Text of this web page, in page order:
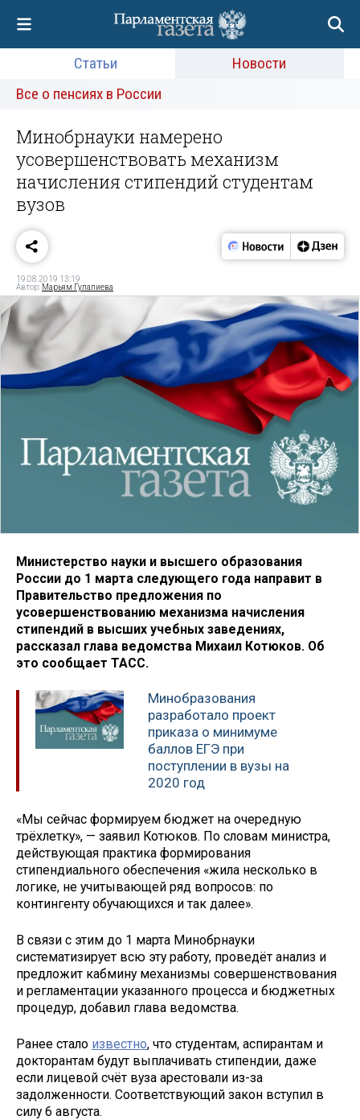
Статьи
Новости
Все о пенсиях в России
Минобрнауки намерено
усовершенствовать механизм
начисления стипендий студентам
вузов
19.08.2019 13:19
Автор: Марьям Гулалиева
Министерство науки и высшего образования
России до 1 марта следующего года направит в
Правительство предложения по
усовершенствованию механизма начисления
стипендий в высших учебных заведениях,
рассказал глава ведомства Михаил Котюков. Об
это сообщает ТАСС.
Минобразования
разработало проект
приказа о минимуме
баллов ЕГЭ при
поступлении в вузы на
2020 год
«Мы сейчас формируем бюджет на очередную
трёхлетку», — заявил Котюков. По словам министра,
действующая практика формирования
стипендиального обеспечения «жила несколько в
логике, не учитывающей ряд вопросов: по
контингенту обучающихся и так далее».
В связи с этим до 1 марта Минобрнауки
систематизирует всю эту работу, проведёт анализ и
предложит кабмину механизмы совершенствования
и регламентации указанного процесса и бюджетных
процедур, добавил глава ведомства.
Ранее стало известно, что студентам, аспирантам и
докторантам будут выплачивать стипендии, даже
если лицевой счёт вуза арестовали из-за
задолженности. Соответствующий закон вступил в
силу 6 августа.